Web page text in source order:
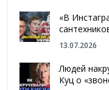
«В
13.07.2026
Людей
Куц о